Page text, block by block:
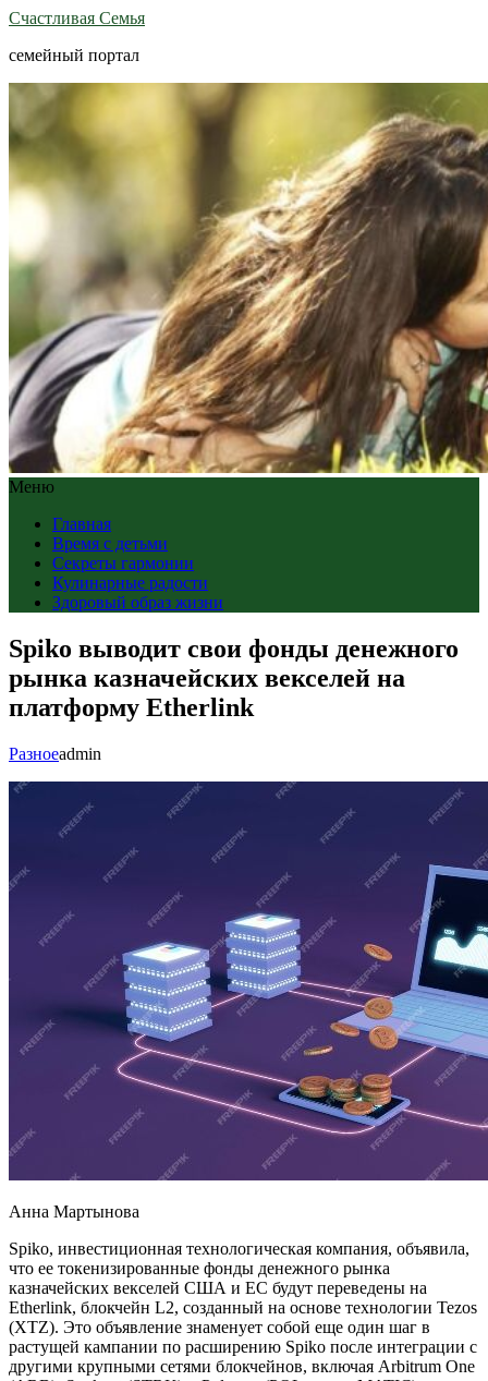
Счастливая Семья
семейный портал
Меню
Главная
Время с детьми
Секреты гармонии
Кулинарные радости
Здоровый образ жизни
Spiko выводит свои фонды денежного
рынка казначейских векселей на
платформу Etherlink
Разноеadmin
Анна Мартынова
Spiko, инвестиционная технологическая компания, объявила,
что ее токенизированные фонды денежного рынка
казначейских векселей США и ЕС будут переведены на
Etherlink, блокчейн L2, созданный на основе технологии Tezos
(XTZ). Это объявление знаменует собой еще один шаг в
растущей кампании по расширению Spiko после интеграции с
другими крупными сетями блокчейнов, включая Arbitrum One